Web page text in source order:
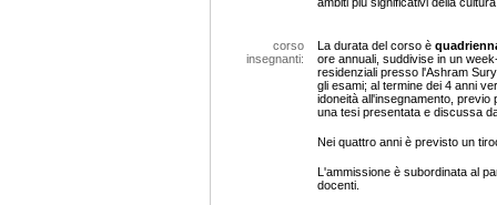
corso
insegnanti:
La durata del corso è
ore annuali, suddivise in un
residenziali presso l'Ashram
gli esami; al termine dei 4 anni
idoneità all'insegnamento,
una tesi presentata e discussa
Nei quattro anni è previsto un
L'ammissione è subordinata al
docenti.